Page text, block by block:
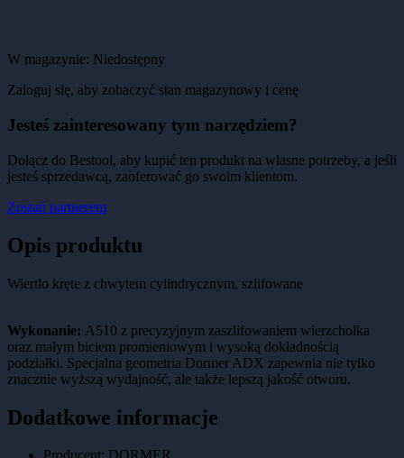
W magazynie: Niedostępny
Zaloguj się, aby zobaczyć stan magazynowy i cenę
Jesteś zainteresowany tym narzędziem?
Dołącz do Bestool, aby kupić ten produkt na własne potrzeby, a jeśli
jesteś sprzedawcą, zaoferować go swoim klientom.
Zostań partnerem
Opis produktu
Wiertło kręte z chwytem cylindrycznym, szlifowane
Wykonanie: A510 z precyzyjnym zaszlifowaniem wierzchołka
oraz małym biciem promieniowym i wysoką dokładnością
podziałki. Specjalna geometria Dormer ADX zapewnia nie tylko
znacznie wyższą wydajność, ale także lepszą jakość otworu.
Dodatkowe informacje